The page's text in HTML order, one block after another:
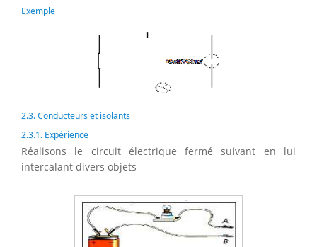
Exemple
2.3. Conducteurs et isolants
2.3.1. Expérience
Réalisons le circuit électrique fermé suivant en lui
intercalant divers objets